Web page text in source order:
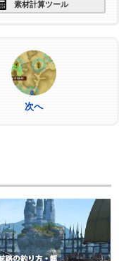
素材計算ツール
次へ